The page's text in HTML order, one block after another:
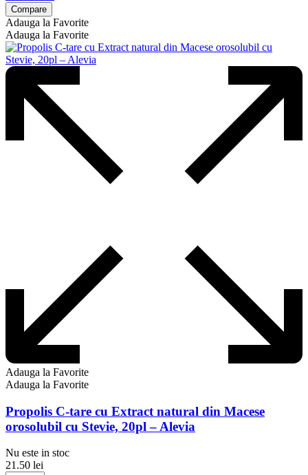
Compare
Adauga la Favorite
Adauga la Favorite
Adauga la Favorite
Adauga la Favorite
Propolis C-tare cu Extract natural din Macese
orosolubil cu Stevie, 20pl – Alevia
Nu este in stoc
21.50 lei